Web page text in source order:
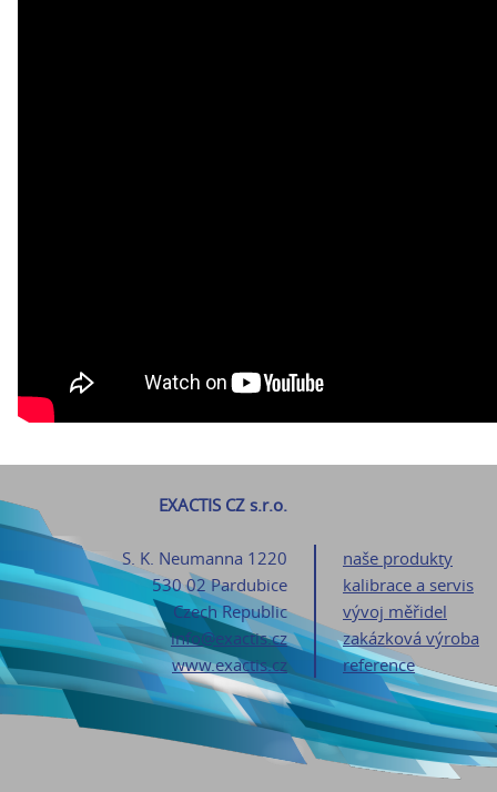
naše produkty
kalibrace a servis
vývoj měřidel
zakázková výroba
reference
EXACTIS CZ s.r.o.
S. K. Neumanna 1220
530 02 Pardubice
Czech Republic
info@exactis.cz
www.exactis.cz